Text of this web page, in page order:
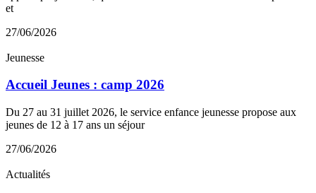
et
27/06/2026
Jeunesse
Accueil Jeunes : camp 2026
Du 27 au 31 juillet 2026, le service enfance jeunesse propose aux
jeunes de 12 à 17 ans un séjour
27/06/2026
Actualités